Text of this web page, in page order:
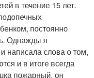
в течение 15 лет.
постоянно
Однажды я
написала слова о том,
и в итоге всегда
пожарный, он